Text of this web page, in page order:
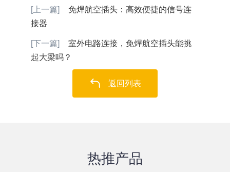
[上一篇]
免焊航空插头：高效便捷的信号连
接器
[下一篇]
室外电路连接，免焊航空插头能挑
起大梁吗？
返回列表
热推产品